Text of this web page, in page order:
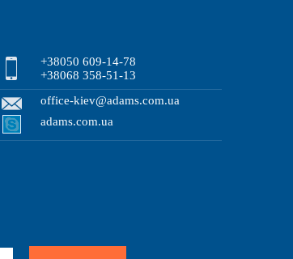
+38050 609-14-78
+38068 358-51-13
office-kiev@adams.com.ua
adams.com.ua